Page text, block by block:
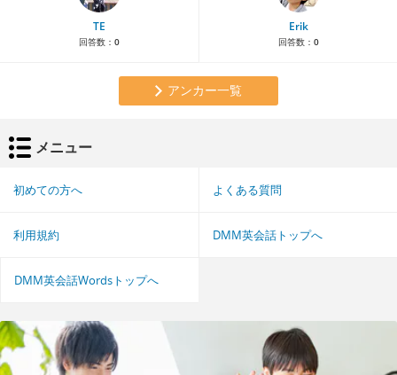
TE
回答数： 0
Erik
回答数： 0
アンカー一覧
メニュー
初めての方へ よくある質問
利用規約 DMM英会話トップへ
DMM英会話Wordsトップへ